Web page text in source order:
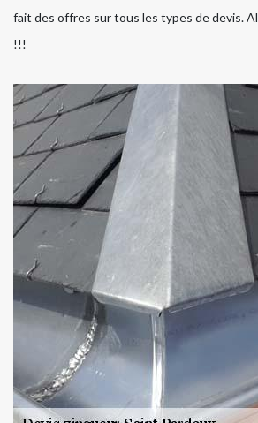
fait des offres sur tous les types de devis.
!!!